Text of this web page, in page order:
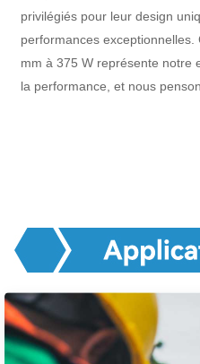
privilégiés pour leur design
performances
mm à 375 W représente notre
la performance, et nous